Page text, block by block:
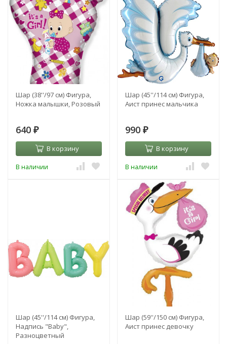
Шар (38''/97 см) Фигура,
Ножка малышки, Розовый
640 ₽
В корзину
В наличии
Шар (45''/114 см) Фигура,
Аист принес мальчика
990 ₽
В корзину
В наличии
Шар (45''/114 см) Фигура,
Надпись "Baby",
Разноцветный
Шар (59''/150 см) Фигура,
Аист принес девочку